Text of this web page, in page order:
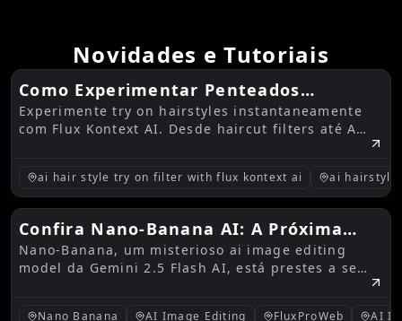
Novidades e Tutoriais
Como Experimentar Penteados
Instantaneamente com o ai hair style
try on filter with flux kontext ai
Experimente try on hairstyles instantaneamente
com Flux Kontext AI. Desde haircut filters até AI
ai hair style try on filter with flux kontext ai ai hairstyle
Confira Nano-Banana AI: A Próxima
Grande Novidade em AI Image Editing
pela Gemini 2.5 Flash AI
Nano-Banana, um misterioso ai image editing
model da Gemini 2.5 Flash AI, está prestes a se
Nano Banana AI Image Editing FluxProWeb AI